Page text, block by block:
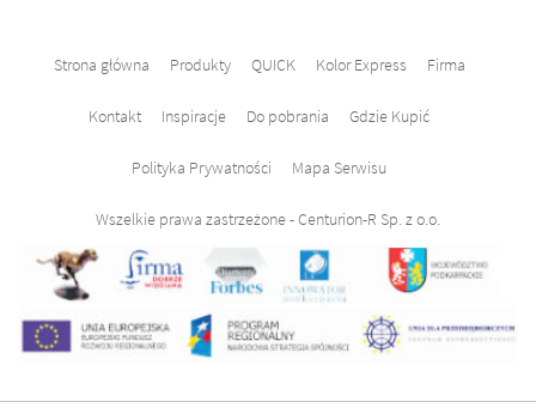
Strona główna Produkty QUICK Kolor Express Firma
Kontakt Inspiracje Do pobrania Gdzie Kupić
Polityka Prywatności Mapa Serwisu
Wszelkie prawa zastrzeżone - Centurion-R Sp. z o.o.